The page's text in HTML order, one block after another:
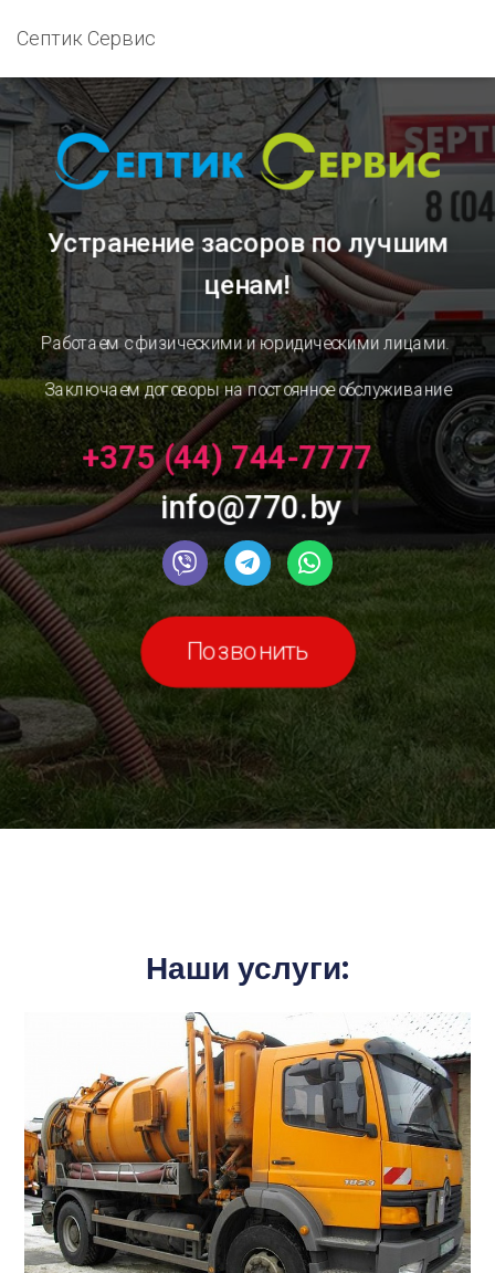
Септик Сервис
Устранение засоровпо лучшим
ценам!
Работаем с физическими и юридическими лицами.
Заключаем договоры на постоянное обслуживание
+375 (44) 744-7777
info@770.by
Позвонить
Наши услуги: